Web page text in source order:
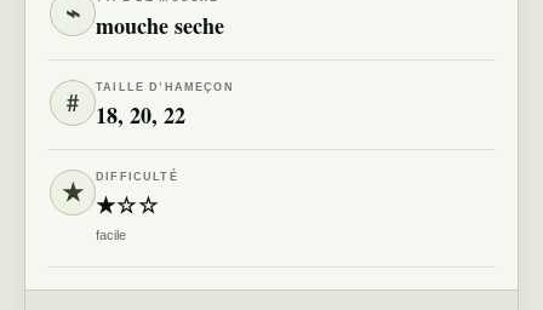
⌁ mouche seche
# TAILLE D’HAMEÇON
18, 20, 22
★ DIFFICULTÉ
★☆☆
facile